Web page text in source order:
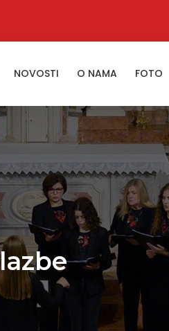
NOVOSTI O NAMA FOTO